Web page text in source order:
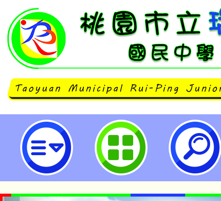
楊梅國中辦理「111學年度教育優
座」，歡迎本校教職員工、家長及
詳如說明，請查照。-桃園市立瑞